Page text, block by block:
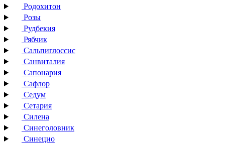
Родохитон
Розы
Рудбекия
Рябчик
Сальпиглоссис
Санвиталия
Сапонария
Сафлор
Седум
Сетария
Силена
Синеголовник
Синецио